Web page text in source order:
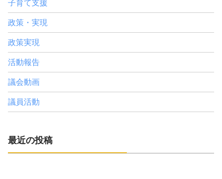
子育て支援
政策・実現
政策実現
活動報告
議会動画
議員活動
最近の投稿